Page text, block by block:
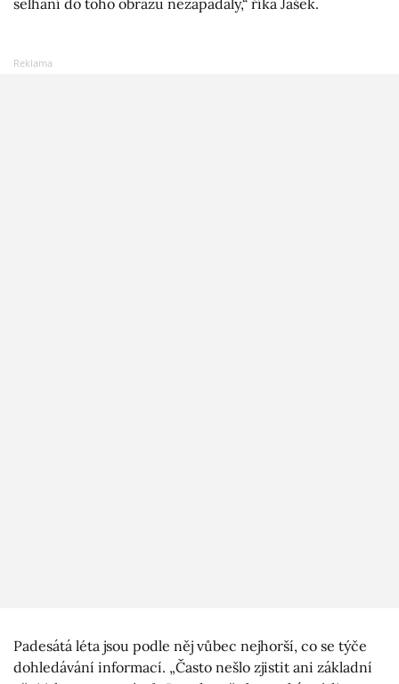
selhání do toho obrazu nezapadaly,“ říká Jašek.
Padesátá léta jsou podle něj vůbec nejhorší, co se týče
dohledávání informací. „Často nešlo zjistit ani základní